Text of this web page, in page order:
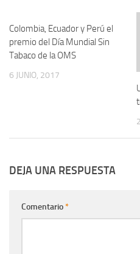
Colombia, Ecuador y Perú el
premio del Día Mundial Sin
Tabaco de la OMS
6 JUNIO, 2017
DEJA UNA RESPUESTA
Comentario*